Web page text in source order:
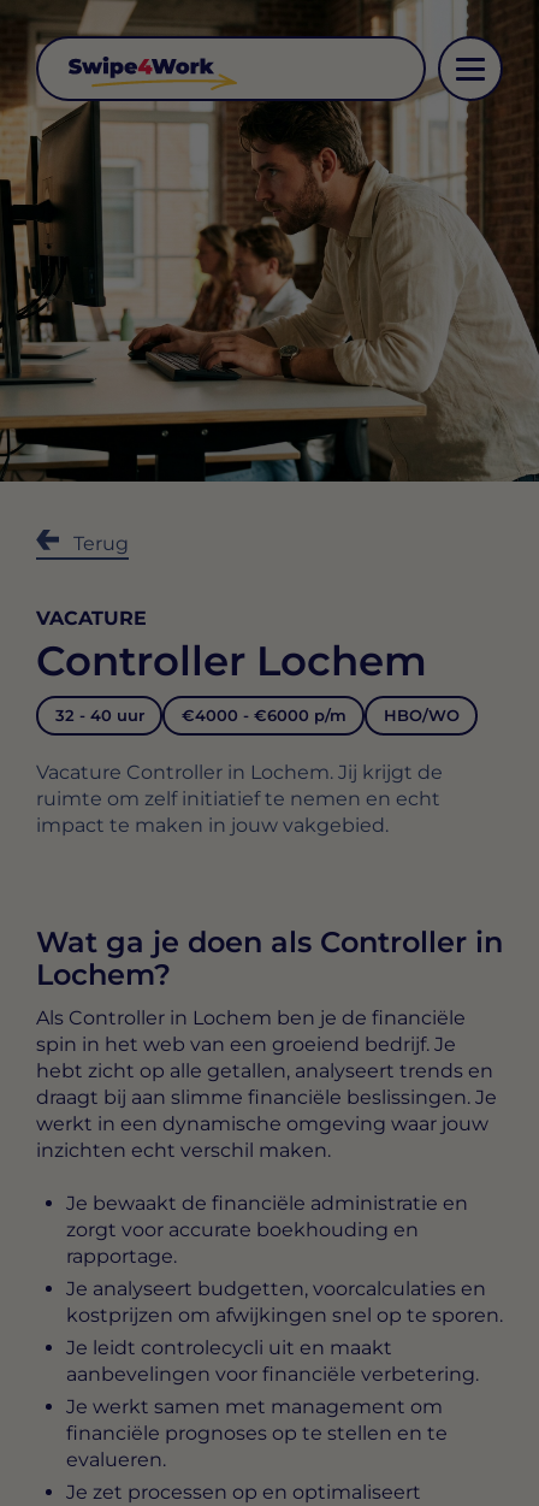
Terug
VACATURE
Controller Lochem
32 - 40 uur €4000 - €6000 p/m HBO/WO
Vacature Controller in Lochem. Jij krijgt de
ruimte om zelf initiatief te nemen en echt
impact te maken in jouw vakgebied.
Wat ga je doen als Controller in
Lochem?
Als Controller in Lochem ben je de financiële
spin in het web van een groeiend bedrijf. Je
hebt zicht op alle getallen, analyseert trends en
draagt bij aan slimme financiële beslissingen. Je
werkt in een dynamische omgeving waar jouw
inzichten echt verschil maken.
Je bewaakt de financiële administratie en
zorgt voor accurate boekhouding en
rapportage.
Je analyseert budgetten, voorcalculaties en
kostprijzen om afwijkingen snel op te sporen.
Je leidt controlecycli uit en maakt
aanbevelingen voor financiële verbetering.
Je werkt samen met management om
financiële prognoses op te stellen en te
evalueren.
Je zet processen op en optimaliseert